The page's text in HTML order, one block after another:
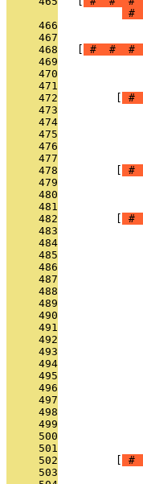
#
     466
     467
     468
# # #
     469
     470
     471
     472
#
     473
     474
     475
     476
     477
     478
#
     479
     480
     481
     482
#
     483
     484
     485
     486
     487
     488
     489
     490
     491
     492
     493
     494
     495
     496
     497
     498
     499
     500
     501
     502
#
     503